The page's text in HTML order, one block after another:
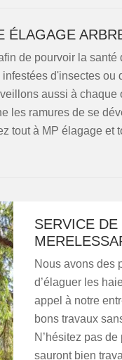
ÉLAGAGE
de pourvoir la
d'insectes ou
aussi à
les ramures de se
tout à MP élagage et
SERVICE
Nous avons des
d’élaguer les
appel à notre
bons travaux
N’hésitez pas
sauront bien